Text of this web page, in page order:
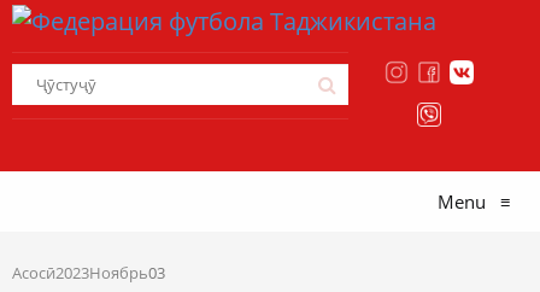
Menu ≡
Асосӣ2023Ноябрь03